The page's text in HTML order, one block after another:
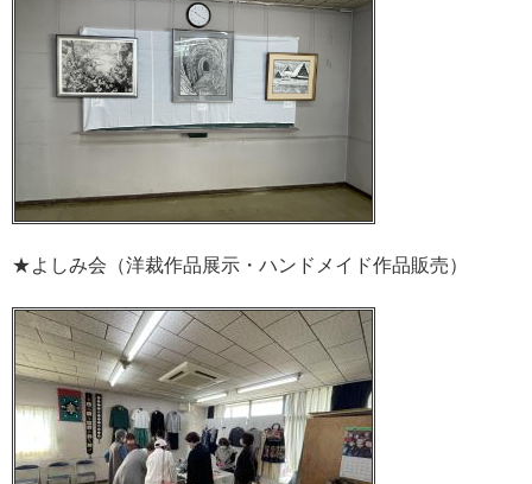
★よしみ会（洋裁作品展示・ハンドメイド作品販売）